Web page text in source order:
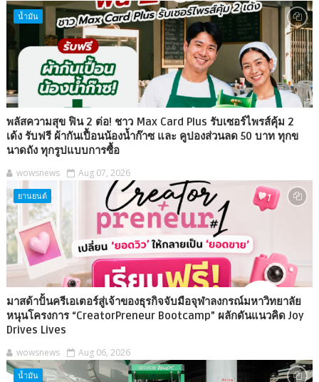
น้ำมัน
พลัสความสุข ฟิน 2 ต่อ! ชาว Max Card Plus รับเซอร์ไพรส์คุ้ม 2
เด้ง รับฟรี ผ้ากันเปื้อนน้องน้ำก๊าซ และ คูปองส่วนลด 50 บาท ทุกข
นาดถัง ทุกรูปแบบการซื้อ
wowsnews Aug 07, 2026
ยานยนต์
มาสด้าปั้นครีเอเตอร์สู่เจ้าของธุรกิจจับมือจุฬาลงกรณ์มหาวิทยาลัย
หนุนโครงการ “CreatorPreneur Bootcamp” ผลักดันแนวคิด Joy
Drives Lives
wowsnews Aug 06, 2026
น้ำมัน